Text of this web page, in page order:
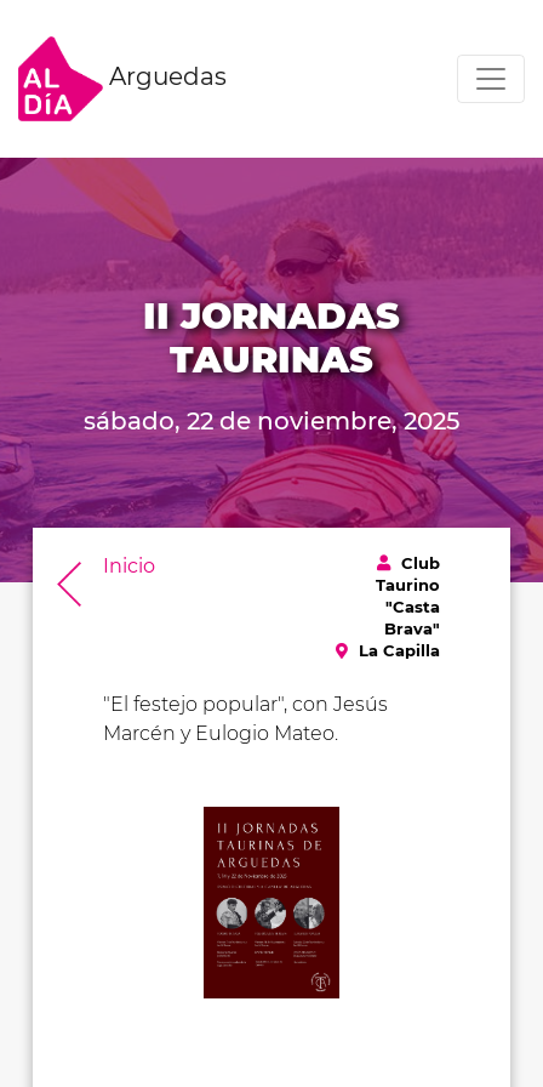
Arguedas
II JORNADAS
TAURINAS
sábado, 22 de noviembre, 2025
Inicio
Club
Taurino
"Casta
Brava"
La Capilla
"El festejo popular", con Jesús
Marcén y Eulogio Mateo.